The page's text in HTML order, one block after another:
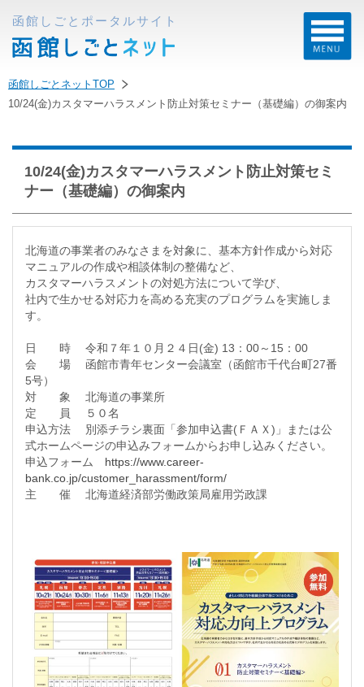
函館しごとポータルサイト
函館しごとネットTOP
10/24(金)カスタマーハラスメント防止対策セミナー（基礎編）の御案内
10/24(金)カスタマーハラスメント防止対策セミ
ナー（基礎編）の御案内
北海道の事業者のみなさまを対象に、基本方針作成から対応
マニュアルの作成や相談体制の整備など、
カスタマーハラスメントの対処方法について学び、
社内で生かせる対応力を高める充実のプログラムを実施しま
す。
日 時 令和７年１０月２４日(金) 13：00～15：00
会 場 函館市青年センター会議室（函館市千代台町27番
5号）
対 象 北海道の事業所
定 員 ５０名
申込方法 別添チラシ裏面「参加申込書(ＦＡＸ)」または公
式ホームページの申込みフォームからお申し込みください。
申込フォーム https://www.career-
bank.co.jp/customer_harassment/form/
主 催 北海道経済部労働政策局雇用労政課